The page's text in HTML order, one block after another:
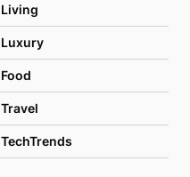
Living
Luxury
Food
Travel
TechTrends